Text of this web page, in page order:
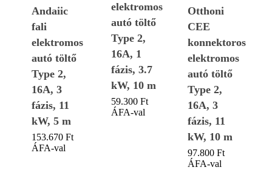
Andaiic
fali
elektromos
autó töltő
Type 2,
16A, 3
fázis, 11
kW, 5 m
153.670 Ft
ÁFA-val
elektromos
autó töltő
Type 2,
16A, 1
fázis, 3.7
kW, 10 m
59.300Ft
ÁFA-val
Otthoni
CEE
konnektoros
elektromos
autó töltő
Type 2,
16A, 3
fázis, 11
kW, 10 m
97.800Ft
ÁFA-val